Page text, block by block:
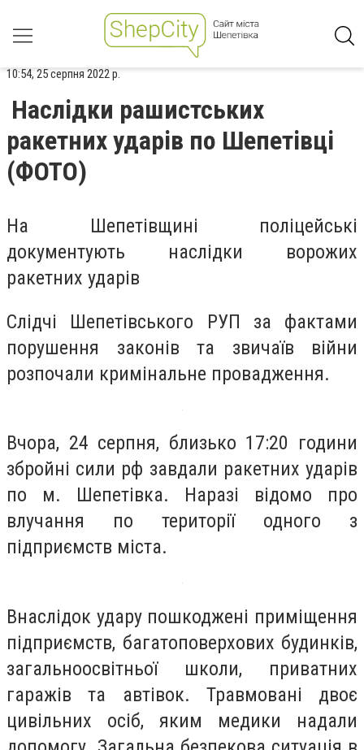
10:54, 25 серпня 2022 р.
Наслідки рашистських
ракетних ударів по Шепетівці
(ФОТО)
На Шепетівщині поліцейські
документують наслідки ворожих
ракетних ударів
Слідчі Шепетівського РУП за фактами
порушення законів та звичаїв війни
розпочали кримінальне провадження.
Вчора, 24 серпня, близько 17:20 години
збройні сили рф завдали ракетних ударів
по м. Шепетівка. Наразі відомо про
влучання по території одного з
підприємств міста.
Внаслідок удару пошкоджені приміщення
підприємств, багатоповерхових будинків,
загальноосвітньої школи, приватних
гаражів та автівок. Травмовані двоє
цивільних осіб, яким медики надали